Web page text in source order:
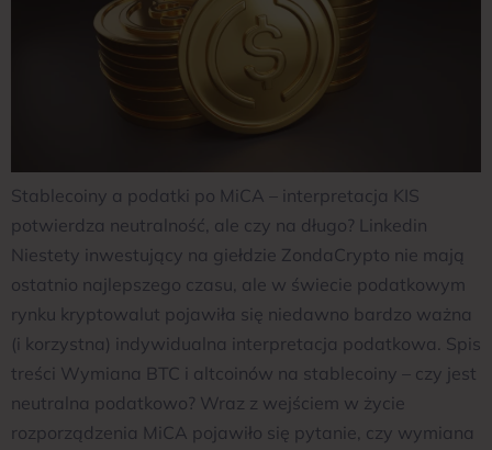
Stablecoiny a podatki po MiCA – interpretacja KIS
potwierdza neutralność, ale czy na długo? Linkedin
Niestety inwestujący na giełdzie ZondaCrypto nie mają
ostatnio najlepszego czasu, ale w świecie podatkowym
rynku kryptowalut pojawiła się niedawno bardzo ważna
(i korzystna) indywidualna interpretacja podatkowa. Spis
treści Wymiana BTC i altcoinów na stablecoiny – czy jest
neutralna podatkowo? Wraz z wejściem w życie
rozporządzenia MiCA pojawiło się pytanie, czy wymiana